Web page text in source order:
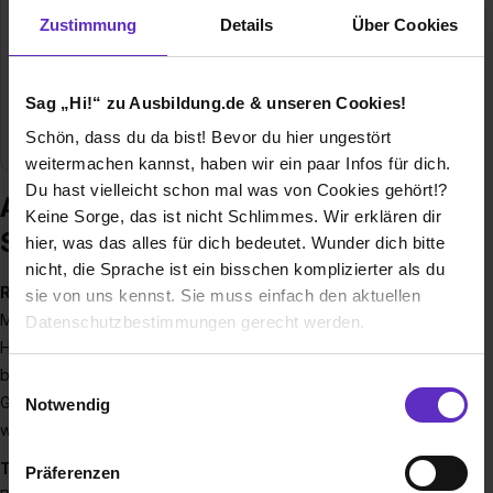
Zustimmung Details Über Cookies
Sag „Hi!“ zu Ausbildung.de & unseren Cookies!
Schön, dass du da bist! Bevor du hier ungestört
weitermachen kannst, haben wir ein paar Infos für dich.
Du hast vielleicht schon mal was von Cookies gehört!?
Keine Sorge, das ist nicht Schlimmes. Wir erklären dir
hier, was das alles für dich bedeutet. Wunder dich bitte
nicht, die Sprache ist ein bisschen komplizierter als du
sie von uns kennst. Sie muss einfach den aktuellen
Datenschutzbestimmungen gerecht werden.
Benutzung der Webseite getroffenen Einstellungen zu
Einwilligungsauswahl
Notwendig
Präferenzen
Mitarbeiter 200
Branche Kunststoffverarbeitung, Medizin,
Metallverarbeitung
Ausbildung bei STEINCO Paul vom
Stein GmbH
Rollen & Räder
Mit jahrzehntelanger Erfahrung gehören wir zu den Top-
Herstellern von Rollen und Rädern. Unsere Produkte
bewegen die Welt – ob im Krankenhaus, in Büros,
Großküchen oder Flugzeugen. Entwickelt und produziert
wird bei uns mit echter Fertigungstiefe – Made in Germany.
Team & Mitarbeiter